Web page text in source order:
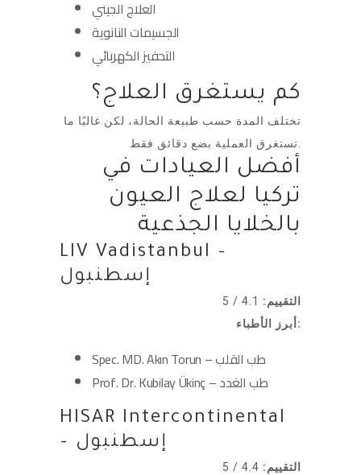
العلاج الجيني
الجسيمات النانوية
التحفيز الكهربائي
كم يستغرق العلاج؟
تختلف المدة حسب طبيعة الحالة، لكن غالبًا ما
أفضل العيادات في
تركيا لعلاج العيون
بالخلايا الجذعية
LIV Vadistanbul –
إسطنبول
التقييم:
أبرز الأطباء:
Spec. MD. Akın Torun – طب القلب
Prof. Dr. Kubilay Ükinç – طب الغدد
HISAR Intercontinental
– إسطنبول
التقييم: